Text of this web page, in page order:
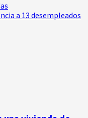
a 13 desempleados